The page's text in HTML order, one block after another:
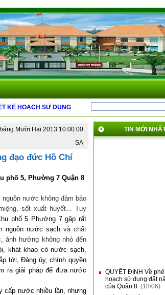
SỬ DỤNG ĐẤT NĂM 2025 CỦA QUẬN 8
Mười Hai 2013 10:00:00
SA
đạo đức Hồ Chí
phố 5, Phường 7 Quận 8
nước không đảm bảo
sốt xuất huyết... Tuy
phố 5 Phường 7 gặp rất
nguồn nước sạch và chất
ảnh hưởng không nhỏ đến
khát khao có nước sạch,
tới, Đảng ủy, chính quyền
ra giải pháp để đưa nước
cấp nước nhiều lần, nhưng
TIN MỚI
QUYẾT ĐỊNH Về phê
hoạch sử dụng đất
của Quận 8(18/06)